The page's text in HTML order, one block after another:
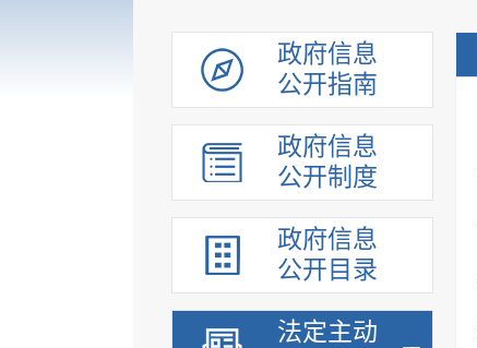
政府信息
公开指南
政府信息
公开制度
政府信息
公开目录
法定主动